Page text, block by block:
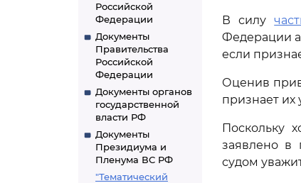
Российской
Федерации
Документы
Правительства
Российской
Федерации
Документы органов
государственной
власти РФ
Документы
Президиума и
Пленума ВС РФ
"Тематический
В силу
Федерации
если
Оценив
признает
Поскольку
заявлено в
судом